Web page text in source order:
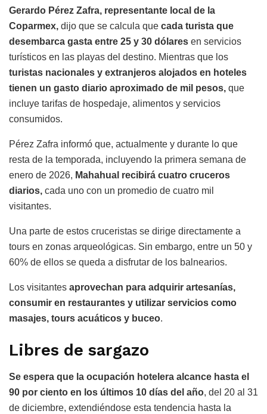
Gerardo Pérez Zafra, representante local de la
Coparmex, dijo que se calcula que cada turista que
desembarca gasta entre 25 y 30 dólares en servicios
turísticos en las playas del destino. Mientras que los
turistas nacionales y extranjeros alojados en hoteles
tienen un gasto diario aproximado de mil pesos, que
incluye tarifas de hospedaje, alimentos y servicios
consumidos.
Pérez Zafra informó que, actualmente y durante lo que
resta de la temporada, incluyendo la primera semana de
enero de 2026, Mahahual recibirá cuatro cruceros
diarios, cada uno con un promedio de cuatro mil
visitantes.
Una parte de estos cruceristas se dirige directamente a
tours en zonas arqueológicas. Sin embargo, entre un 50 y
60% de ellos se queda a disfrutar de los balnearios.
Los visitantes aprovechan para adquirir artesanías,
consumir en restaurantes y utilizar servicios como
masajes, tours acuáticos y buceo.
Libres de sargazo
Se espera que la ocupación hotelera alcance hasta el
90 por ciento en los últimos 10 días del año, del 20 al 31
de diciembre, extendiéndose esta tendencia hasta la